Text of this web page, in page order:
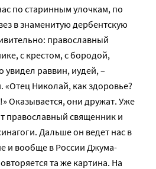
по старинным улочкам, по
в знаменитую дербентскую
православный
с крестом, с бородой,
увидел раввин, иудей, –
«Отец Николай, как здоровье?
Оказывается, они дружат. Уже
православный священник и
Дальше он ведет нас в
и вообще в России Джума-
та же картина. На